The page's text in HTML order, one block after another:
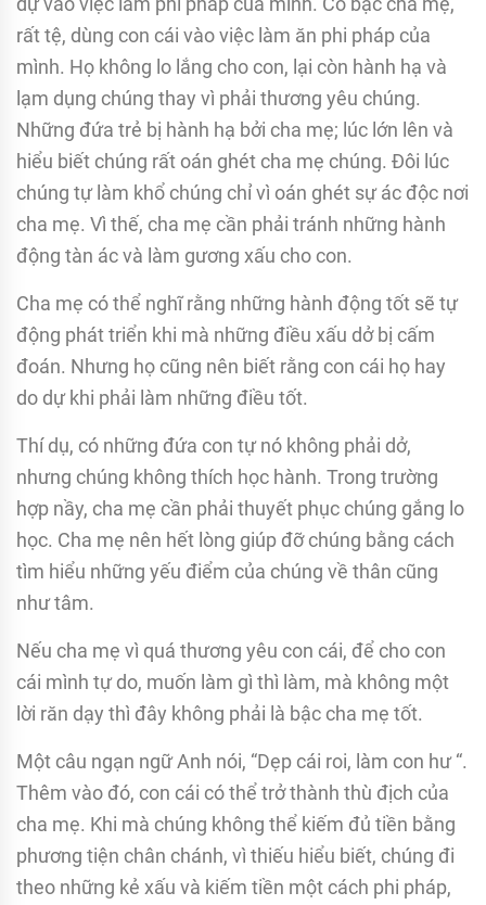
rất tệ, dùng con cái vào việc làm ăn phi pháp của
mình. Họ không lo lắng cho con, lại còn hành hạ và
lạm dụng chúng thay vì phải thương yêu chúng.
Những đứa trẻ bị hành hạ bởi cha mẹ; lúc lớn lên và
hiểu biết chúng rất oán ghét cha mẹ chúng. Ðôi lúc
chúng tự làm khổ chúng chỉ vì oán ghét sự ác độc nơi
cha mẹ. Vì thế, cha mẹ cần phải tránh những hành
động tàn ác và làm gương xấu cho con.
Cha mẹ có thể nghĩ rằng những hành động tốt sẽ tự
động phát triển khi mà những điều xấu dở bị cấm
đoán. Nhưng họ cũng nên biết rằng con cái họ hay
do dự khi phải làm những điều tốt.
Thí dụ, có những đứa con tự nó không phải dở,
nhưng chúng không thích học hành. Trong trường
hợp nầy, cha mẹ cần phải thuyết phục chúng gắng lo
học. Cha mẹ nên hết lòng giúp đỡ chúng bằng cách
tìm hiểu những yếu điểm của chúng về thân cũng
như tâm.
Nếu cha mẹ vì quá thương yêu con cái, để cho con
cái mình tự do, muốn làm gì thì làm, mà không một
lời răn dạy thì đây không phải là bậc cha mẹ tốt.
Một câu ngạn ngữ Anh nói, “Dẹp cái roi, làm con hư “.
Thêm vào đó, con cái có thể trở thành thù địch của
cha mẹ. Khi mà chúng không thể kiếm đủ tiền bằng
phương tiện chân chánh, vì thiếu hiểu biết, chúng đi
theo những kẻ xấu và kiếm tiền một cách phi pháp,